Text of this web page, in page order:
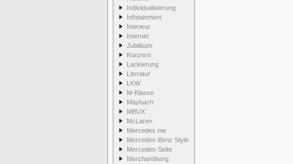
Individualisierung
Infotainment
Interieur
Internet
Jubiläum
Konzern
Lackierung
Literatur
LKW
M-Klasse
Maybach
MBUX
McLaren
Mercedes me
Mercedes-Benz Style
Mercedes-Seite
Merchandising